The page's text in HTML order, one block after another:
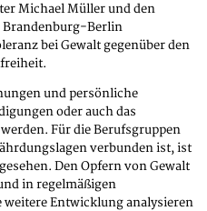
Michael Müller und den
Brandenburg-Berlin
bei Gewalt gegenüber den
und persönliche
oder auch das
Für die Berufsgruppen
verbunden ist, ist
Den Opfern von Gewalt
in regelmäßigen
weitere Entwicklung analysieren